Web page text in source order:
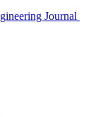
Journal